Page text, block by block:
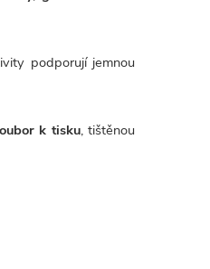
podporují jemnou
k tisku, tištěnou